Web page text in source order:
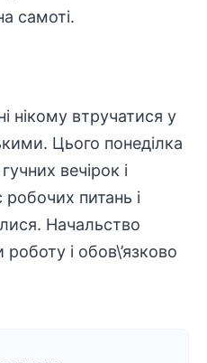
самоті.
нікому втручатися у
Цього понеділка
вечірок і
питань і
Начальство
і обов\’язково